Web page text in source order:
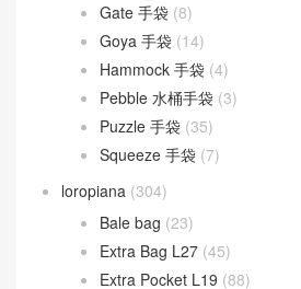
Gate 手袋 (8)
Goya 手袋 (14)
Hammock 手袋 (4)
Pebble 水桶手袋 (3)
Puzzle 手袋 (35)
Squeeze 手袋 (7)
loropiana (304)
Bale bag (23)
Extra Bag L27 (45)
Extra Pocket L19 (88)